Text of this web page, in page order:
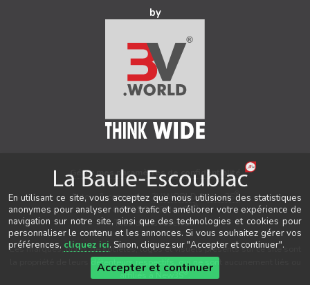
by
Gérer mes paramètres de confidentialité
Auteur & conception 3V.WORLD&New3S ®
© 2021-2026 New3S®
Tous droits réservés.
Les marques, noms de sociétés, logos et visuels présents sur ce site sont
la propriété de leurs détenteurs respectifs, qui ne sont aucunement liés ou
affiliés à New3S ®.
En utilisant ce site, vous acceptez que nous utilisions des statistiques
anonymes pour analyser notre trafic et améliorer votre expérience de
navigation sur notre site, ainsi que des technologies et cookies pour
personnaliser le contenu et les annonces. Si vous souhaitez gérer vos
préférences, cliquez ici. Sinon, cliquez sur "Accepter et continuer".
Accepter et continuer